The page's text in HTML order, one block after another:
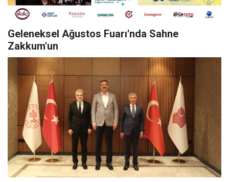
Geleneksel Ağustos Fuarı'nda Sahne
Zakkum'un